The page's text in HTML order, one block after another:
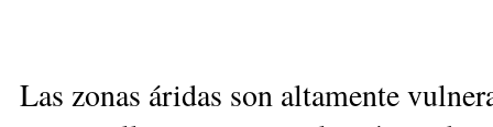
Las zonas áridas son altamente